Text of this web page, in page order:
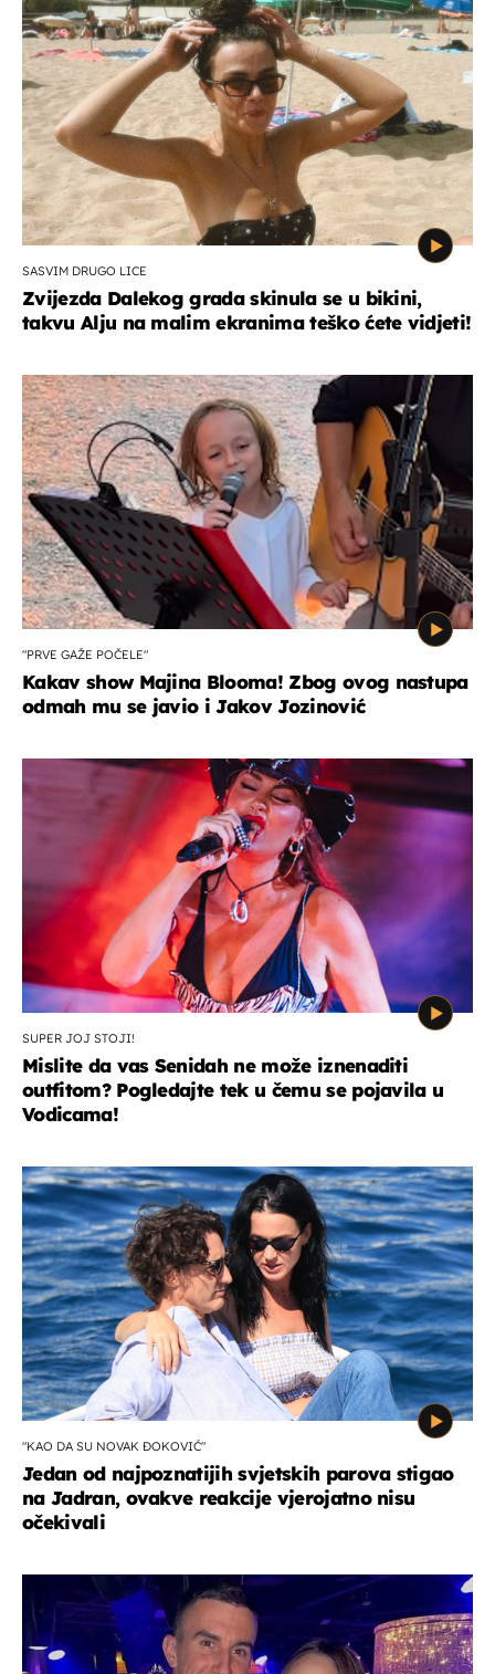
SASVIM DRUGO LICE
Zvijezda Dalekog grada skinula se u bikini,
takvu Alju na malim ekranima teško ćete vidjeti!
"PRVE GAŽE POČELE"
Kakav show Majina Blooma! Zbog ovog nastupa
odmah mu se javio i Jakov Jozinović
SUPER JOJ STOJI!
Mislite da vas Senidah ne može iznenaditi
outfitom? Pogledajte tek u čemu se pojavila u
Vodicama!
"KAO DA SU NOVAK ĐOKOVIĆ"
Jedan od najpoznatijih svjetskih parova stigao
na Jadran, ovakve reakcije vjerojatno nisu
očekivali